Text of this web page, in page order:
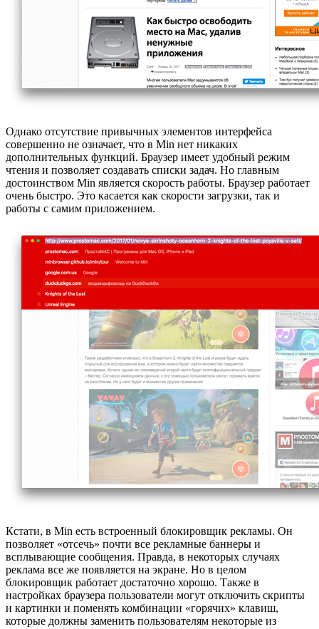
Однако отсутствие привычных элементов интерфейса
совершенно не означает, что в Min нет никаких
дополнительных функций. Браузер имеет удобный режим
чтения и позволяет создавать списки задач. Но главным
достоинством Min является скорость работы. Браузер работает
очень быстро. Это касается как скорости загрузки, так и
работы с самим приложением.
Кстати, в Min есть встроенный блокировщик рекламы. Он
позволяет «отсечь» почти все рекламные баннеры и
всплывающие сообщения. Правда, в некоторых случаях
реклама все же появляется на экране. Но в целом
блокировщик работает достаточно хорошо. Также в
настройках браузера пользователи могут отключить скрипты
и картинки и поменять комбинации «горячих» клавиш,
которые должны заменить пользователям некоторые из